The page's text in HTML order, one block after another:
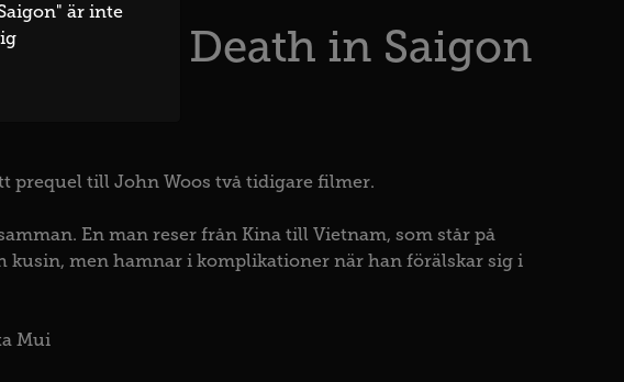
är inte
Love & Death in Saigon
prequel till John Woos två tidigare filmer.
En man reser från Kina till Vietnam, som står på
men hamnar i komplikationer när han förälskar sig i
Mui